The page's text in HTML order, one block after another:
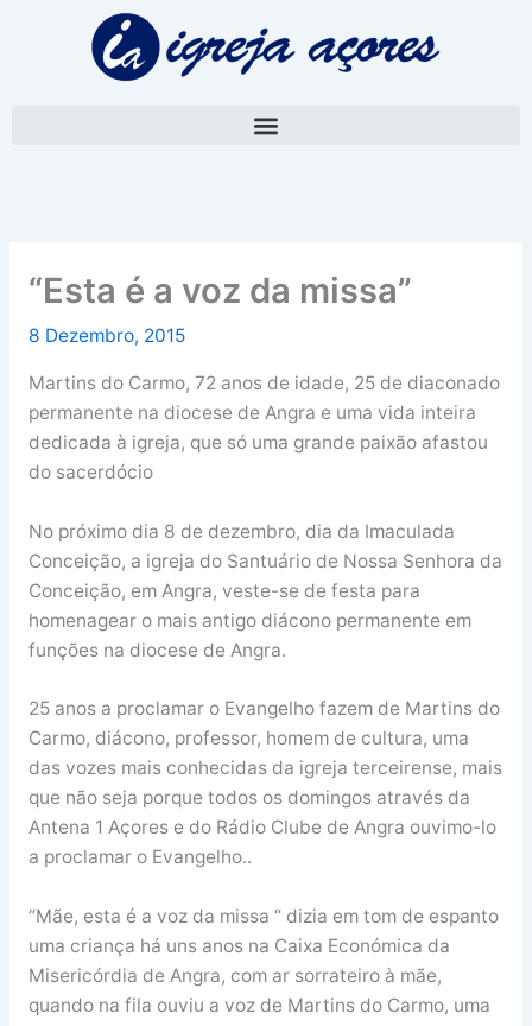
“Esta é a voz da missa”
8 Dezembro, 2015
Martins do Carmo, 72 anos de idade, 25 de diaconado
permanente na diocese de Angra e uma vida inteira
dedicada à igreja, que só uma grande paixão afastou
do sacerdócio
No próximo dia 8 de dezembro, dia da Imaculada
Conceição, a igreja do Santuário de Nossa Senhora da
Conceição, em Angra, veste-se de festa para
homenagear o mais antigo diácono permanente em
funções na diocese de Angra.
25 anos a proclamar o Evangelho fazem de Martins do
Carmo, diácono, professor, homem de cultura, uma
das vozes mais conhecidas da igreja terceirense, mais
que não seja porque todos os domingos através da
Antena 1 Açores e do Rádio Clube de Angra ouvimo-lo
a proclamar o Evangelho..
“Mãe, esta é a voz da missa “ dizia em tom de espanto
uma criança há uns anos na Caixa Económica da
Misericórdia de Angra, com ar sorrateiro à mãe,
quando na fila ouviu a voz de Martins do Carmo, uma